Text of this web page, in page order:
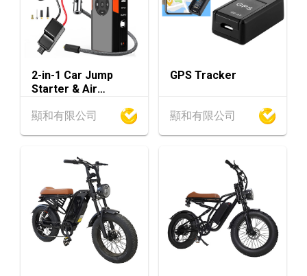
13-17
AUG
香港
13.08.2026 - 17.08.2026
香港貿發局美與健生活博覽 2026 (香港會議展
覽中心)
13-17
香港
13.08.2026 - 17.08.2026
13-17
13.08.2026 - 17.08.2026
覽中心)
25-27
AUG
中國內地
中國國際紡織⾯料及輔料（秋冬）博覽會 (202
6年8月25至27日)
香港
26.08.2026
「中小企資援組」網絡研討會系列︰AI「資」
2-in-1 Car Jump
Starter & Air
顯和有限公司
GPS Tracker
顯和有限公司